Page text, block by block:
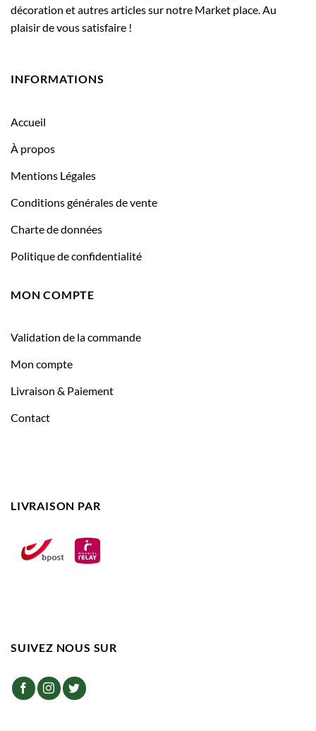
décoration et autres articles sur notre Market place. Au
plaisir de vous satisfaire !
INFORMATIONS
Accueil
À propos
Mentions Légales
Conditions générales de vente
Charte de données
Politique de confidentialité
MON COMPTE
Validation de la commande
Mon compte
Livraison & Paiement
Contact
LIVRAISON PAR
SUIVEZ NOUS SUR